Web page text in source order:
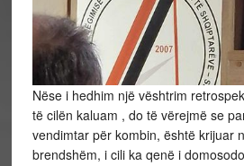
Nëse i hedhim një vështrim
të cilën kaluam , do të vërejmë se
vendimtar për kombin, është krijuar
brendshëm, i cili ka qenë i